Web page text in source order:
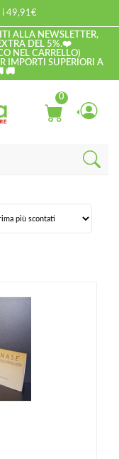
i 49,91€
ALLA NEWSLETTER,
DEL 5%.❤️
NEL CARRELLO)
IMPORTI SUPERIORI A
🚚
0